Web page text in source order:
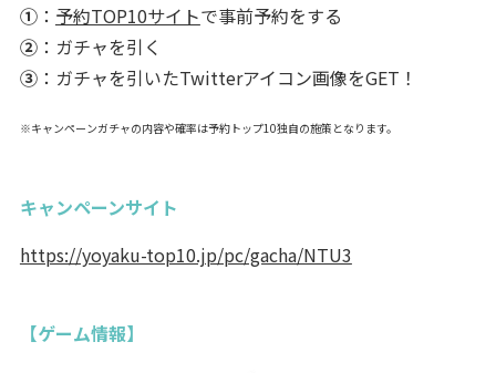
①： 予約TOP10サイトで事前予約をする
②：ガチャを引く
③：ガチャを引いたTwitterアイコン画像をGET！
※キャンペーンガチャの内容や確率は予約トップ10独自の施策となります。
キャンペーンサイト
https://yoyaku-top10.jp/pc/gacha/NTU3
【ゲーム情報】